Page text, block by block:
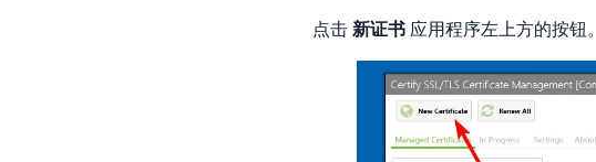
点击 新证书 应用程序左上方的按钮。